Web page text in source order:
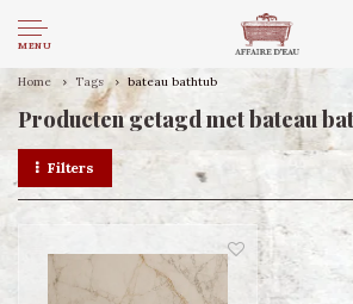
MENU
Home Tags bateau bathtub
Producten getagd met bateau
Filters